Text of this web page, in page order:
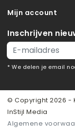
Mijn account
Inschrijven
* We delen je email
© Copyright 2026 -
InStijl Media
Algemene